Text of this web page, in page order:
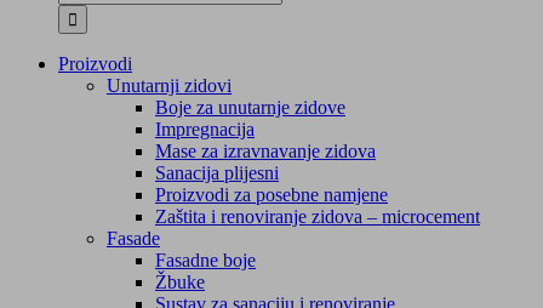
Proizvodi
Unutarnji zidovi
Boje za unutarnje zidove
Impregnacija
Mase za izravnavanje zidova
Sanacija plijesni
Proizvodi za posebne namjene
Zaštita i renoviranje zidova – microcement
Fasade
Fasadne boje
Žbuke
Sustav za sanaciju i renoviranje